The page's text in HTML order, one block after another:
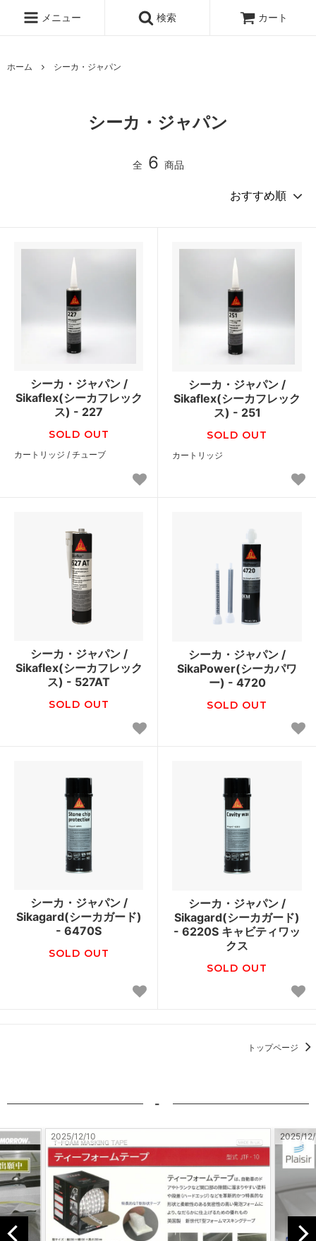
メニュー 検索 カート
ホーム シーカ・ジャパン
シーカ・ジャパン
全 6 商品
シーカ・ジャパン /
Sikaflex(シーカフレック
ス) - 227
SOLD OUT
カートリッジ / チューブ
シーカ・ジャパン /
Sikaflex(シーカフレック
ス) - 251
SOLD OUT
カートリッジ
シーカ・ジャパン /
Sikaflex(シーカフレック
ス) - 527AT
SOLD OUT
シーカ・ジャパン /
SikaPower(シーカパワ
ー) - 4720
SOLD OUT
シーカ・ジャパン /
Sikagard(シーカガード)
- 6470S
SOLD OUT
シーカ・ジャパン /
Sikagard(シーカガード)
- 6220S キャビティワッ
クス
SOLD OUT
トップページ
-
2025/12/10 2025/